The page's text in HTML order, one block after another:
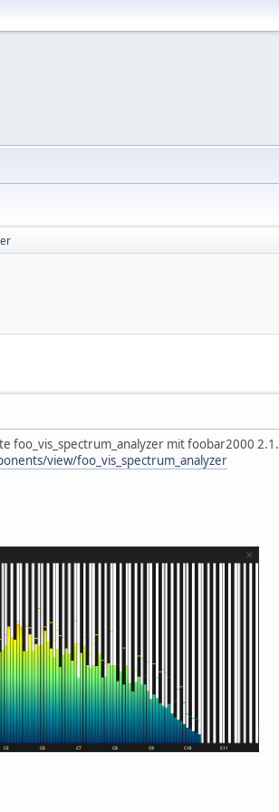
foo_vis_spectrum_analyzer mit foobar2000 2.1.
view/foo_vis_spectrum_analyzer